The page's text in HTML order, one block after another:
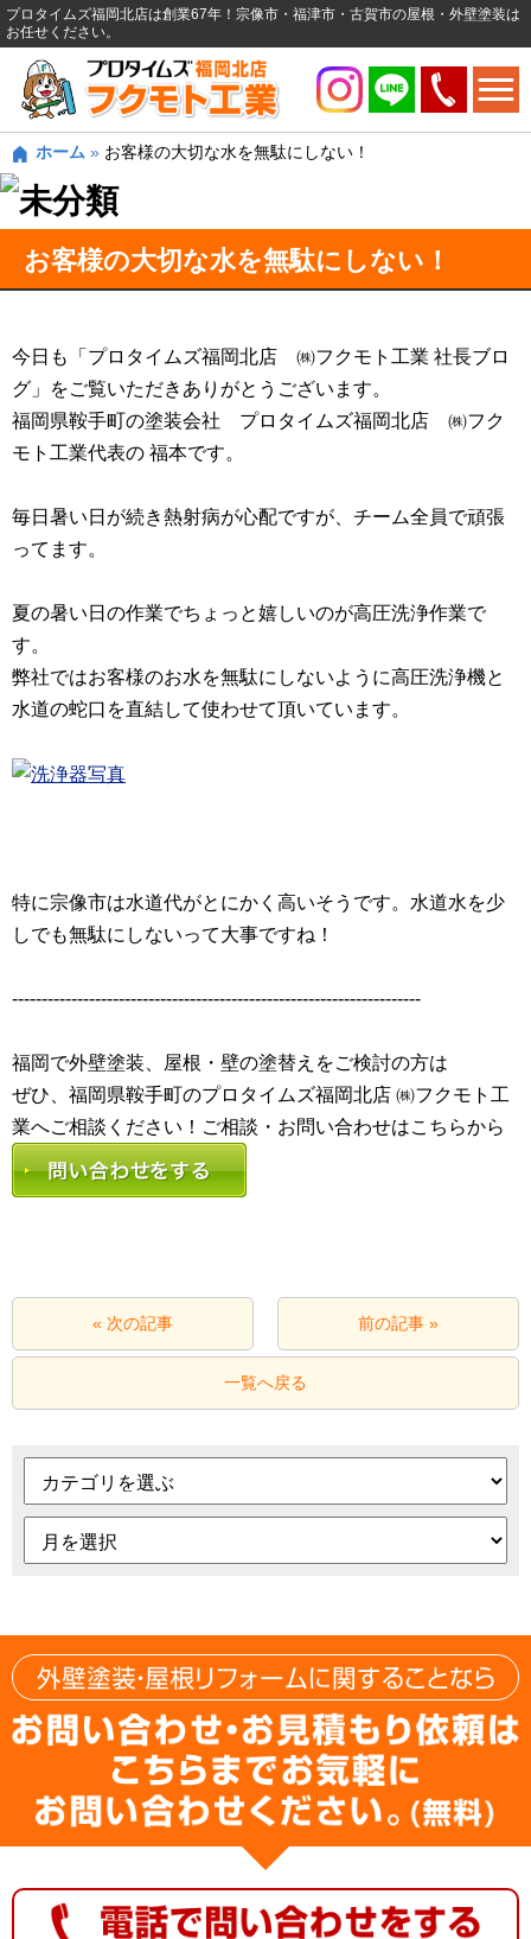
プロタイムズ福岡北店は創業67年！宗像市・福津市・古賀市の屋根・外壁塗装は
お任せください。
ホーム » お客様の大切な水を無駄にしない！
お客様の大切な水を無駄にしない！
今日も「プロタイムズ福岡北店 ㈱フクモト工業 社長ブロ
グ」をご覧いただきありがとうございます。
福岡県鞍手町の塗装会社 プロタイムズ福岡北店 ㈱フク
モト工業代表の 福本です。
毎日暑い日が続き熱射病が心配ですが、チーム全員で頑張
ってます。
夏の暑い日の作業でちょっと嬉しいのが高圧洗浄作業で
す。
弊社ではお客様のお水を無駄にしないように高圧洗浄機と
水道の蛇口を直結して使わせて頂いています。
特に宗像市は水道代がとにかく高いそうです。水道水を少
しでも無駄にしないって大事ですね！
---------------------------------------------------------------------
福岡で外壁塗装、屋根・壁の塗替えをご検討の方は
ぜひ、福岡県鞍手町のプロタイムズ福岡北店 ㈱フクモト工
業へご相談ください！ご相談・お問い合わせはこちらから
« 次の記事 前の記事 »
一覧へ戻る